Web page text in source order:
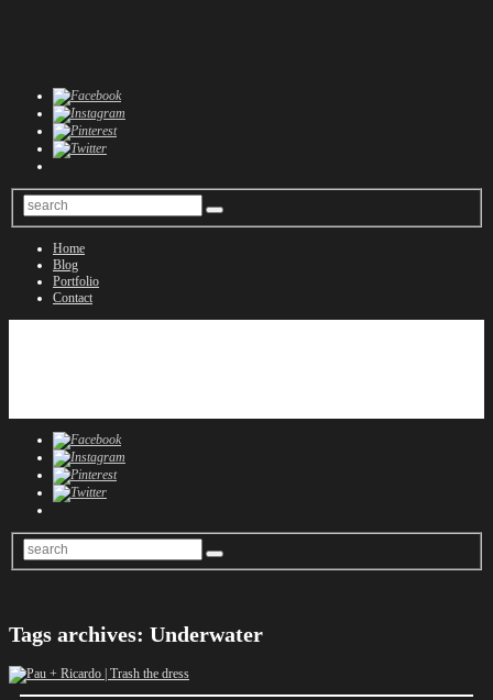
Home
Blog
Portfolio
Contact
Tags archives: Underwater